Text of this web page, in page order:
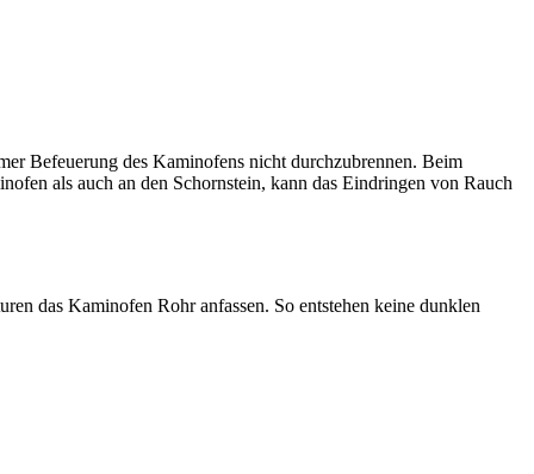
Befeuerung des Kaminofens nicht durchzubrennen. Beim
als auch an den Schornstein, kann das Eindringen von Rauch
das Kaminofen Rohr anfassen. So entstehen keine dunklen